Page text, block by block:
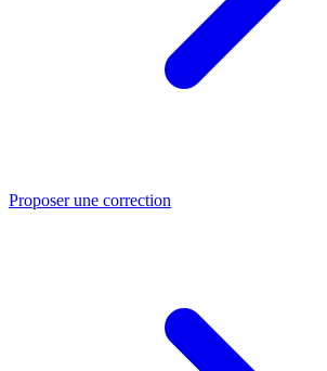
Proposer une correction